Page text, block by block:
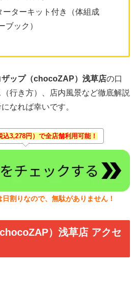
ーターキット付き（体組成
ブック）
ザップ（chocoZAP）浅草店の口
行き方）、店内風景など徹底解説
なれば幸いです。
込3,278円）で全店舗利用可能！
割りなので、無駄がありません！
）浅草店 アクセ